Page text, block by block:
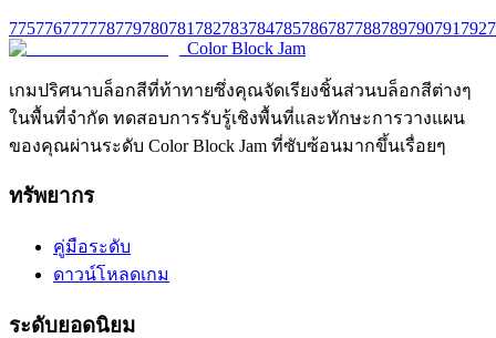
775776777778779780781 782783784785786787788789790791 792
Color Block Jam
เกมปริศนาบล็อกสีที่ท้าทายซึ่งคุณจัดเรียงชิ้นส่วนบล็อกสีต่างๆ
ในพื้นที่จำกัด ทดสอบการรับรู้เชิงพื้นที่และทักษะการวางแผน
ของคุณผ่านระดับ Color Block Jam ที่ซับซ้อนมากขึ้นเรื่อยๆ
ทรัพยากร
คู่มือระดับ
ดาวน์โหลดเกม
ระดับยอดนิยม